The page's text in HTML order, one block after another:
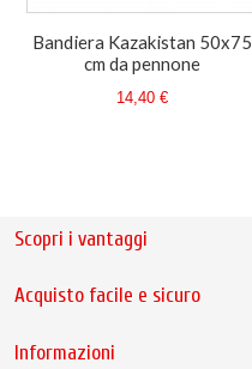
Bandiera Kazakistan 50x75
cm da pennone
14,40 €
Scopri i vantaggi
Acquisto facile e sicuro
Informazioni